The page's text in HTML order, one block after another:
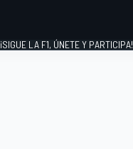
¡SIGUE LA F1, ÚNETE Y PARTICIPA!